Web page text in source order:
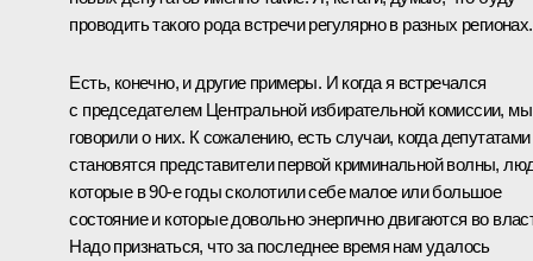
проводить такого рода встречи регулярно в разных регионах.
Есть, конечно, и другие примеры. И когда я встречался
с председателем Центральной избирательной комиссии, мы
говорили о них. К сожалению, есть случаи, когда депутатами
становятся представители первой криминальной волны,
которые в 90-е годы сколотили себе малое или большое
состояние и которые довольно энергично двигаются во
Надо признаться, что за последнее время нам удалось